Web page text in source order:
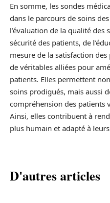
En somme, les sondes
dans le parcours de soins des
l’évaluation de la qualité des
sécurité des patients, de
mesure de la satisfaction
de véritables alliées pour
patients. Elles permettent
soins prodigués, mais aussi
compréhension des patients
Ainsi, elles contribuent à
plus humain et adapté à
D'autres articles